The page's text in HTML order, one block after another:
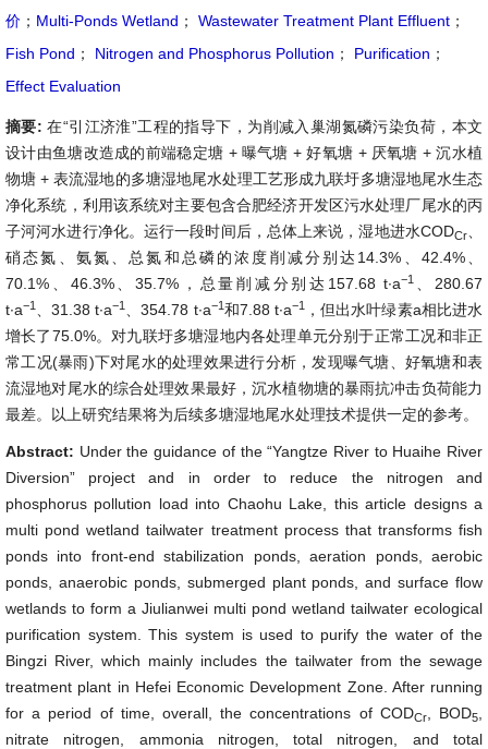
价 ； Multi-Ponds Wetland ； Wastewater Treatment Plant Effluent ；
Fish Pond ； Nitrogen and Phosphorus Pollution ； Purification ；
Effect Evaluation
摘要:在“引江济淮”工程的指导下，为削减入巢湖氮磷污染负荷，本文
设计由鱼塘改造成的前端稳定塘 + 曝气塘 + 好氧塘 + 厌氧塘 + 沉水植
物塘 + 表流湿地的多塘湿地尾水处理工艺形成九联圩多塘湿地尾水生态
净化系统，利用该系统对主要包含合肥经济开发区污水处理厂尾水的丙
子河河水进行净化。运行一段时间后，总体上来说，湿地进水CODCr、
硝态氮、氨氮、总氮和总磷的浓度削减分别达14.3%、42.4%、
70.1%、46.3%、35.7%，总量削减分别达157.68 t∙a−1、280.67
t∙a−1 、31.38 t∙a−1 、354.78 t∙a−1和7.88 t∙a−1，但出水叶绿素a相比进水
增长了75.0%。对九联圩多塘湿地内各处理单元分别于正常工况和非正
常工况(暴雨)下对尾水的处理效果进行分析，发现曝气塘、好氧塘和表
流湿地对尾水的综合处理效果最好，沉水植物塘的暴雨抗冲击负荷能力
最差。以上研究结果将为后续多塘湿地尾水处理技术提供一定的参考。
Abstract: Under the guidance of the “Yangtze River to Huaihe River
Diversion” project and in order to reduce the nitrogen and
phosphorus pollution load into Chaohu Lake, this article designs a
multi pond wetland tailwater treatment process that transforms fish
ponds into front-end stabilization ponds, aeration ponds, aerobic
ponds, anaerobic ponds, submerged plant ponds, and surface flow
wetlands to form a Jiulianwei multi pond wetland tailwater ecological
purification system. This system is used to purify the water of the
Bingzi River, which mainly includes the tailwater from the sewage
treatment plant in Hefei Economic Development Zone. After running
for a period of time, overall, the concentrations of CODCr, BOD5
nitrate nitrogen, ammonia nitrogen, total nitrogen, and total